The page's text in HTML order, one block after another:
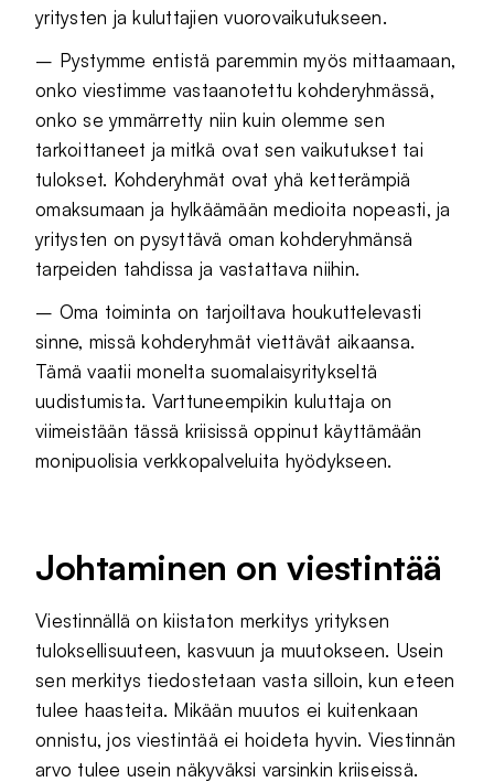
yritysten ja kuluttajien vuorovaikutukseen.
– Pystymme entistä paremmin myös mittaamaan,
onko viestimme vastaanotettu kohderyhmässä,
onko se ymmärretty niin kuin olemme sen
tarkoittaneet ja mitkä ovat sen vaikutukset tai
tulokset. Kohderyhmät ovat yhä ketterämpiä
omaksumaan ja hylkäämään medioita nopeasti, ja
yritysten on pysyttävä oman kohderyhmänsä
tarpeiden tahdissa ja vastattava niihin.
– Oma toiminta on tarjoiltava houkuttelevasti
sinne, missä kohderyhmät viettävät aikaansa.
Tämä vaatii monelta suomalaisyritykseltä
uudistumista. Varttuneempikin kuluttaja on
viimeistään tässä kriisissä oppinut käyttämään
monipuolisia verkkopalveluita hyödykseen.
Johtaminen on viestintää
Viestinnällä on kiistaton merkitys yrityksen
tuloksellisuuteen, kasvuun ja muutokseen. Usein
sen merkitys tiedostetaan vasta silloin, kun eteen
tulee haasteita. Mikään muutos ei kuitenkaan
onnistu, jos viestintää ei hoideta hyvin. Viestinnän
arvo tulee usein näkyväksi varsinkin kriiseissä.